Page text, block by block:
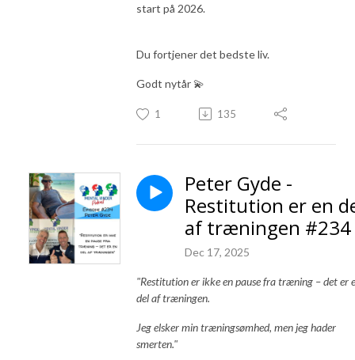
start på 2026.
Du fortjener det bedste liv.
Godt nytår 💫
1 135
Peter Gyde -
Restitution er en
af træningen #234
Dec 17, 2025
"Restitution er ikke en pause fra træning – det er
del af træningen.
Jeg elsker min træningsømhed, men jeg hader
smerten."